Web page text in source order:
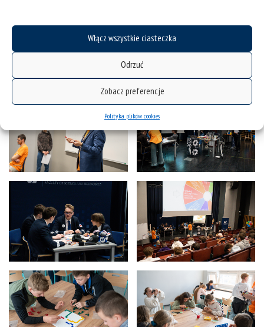
Włącz wszystkie ciasteczka
Odrzuć
Zobacz preferencje
Polityka plików cookies